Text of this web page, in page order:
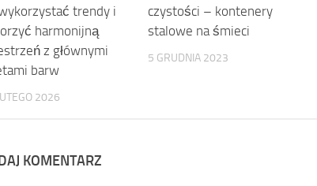
trendy i
harmonijną
z głównymi
barw
2026
czystości – kontenery
stalowe na śmieci
5 GRUDNIA 2023
KOMENTARZ